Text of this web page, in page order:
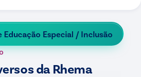
Educação Especial / Inclusão
da Rhema